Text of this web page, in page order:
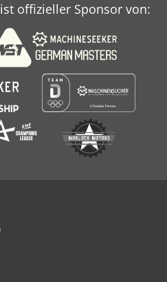
offizieller Sponsor von: